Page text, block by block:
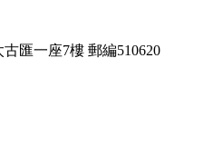
匯一座7樓 郵編510620